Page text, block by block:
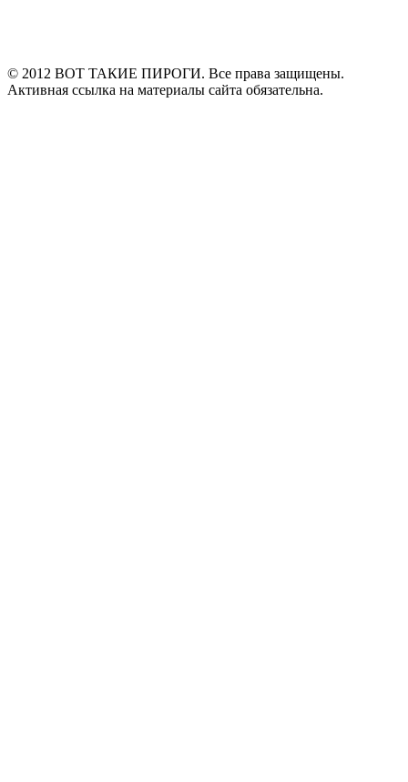
© 2012 ВОТ ТАКИЕ ПИРОГИ. Все права защищены.
Активная ссылка на материалы сайта обязательна.